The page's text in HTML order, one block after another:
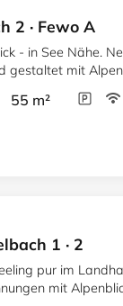
2 · Fewo A
- in See Nähe.
Alpenblick und
m²
1 · 2
pur im
mit